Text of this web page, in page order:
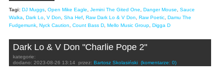
Tagi: DJ Muggs Open Mike Eagle Jemini The Gited One Danger Mouse
Sauce
Walka
Dark Lo V Don Sha Hef Raw Dark Lo & V Don Raw Poetic Damu The
Fudgemunk Nyck Caution Count Bass D Mello Music Group Digga D
Dark Lo & V Don "Charlie Pope 2"
kategorie:
dodano: 2023-08-26 13:14 przez: Bartosz Skolasiński (komentarze: 0)